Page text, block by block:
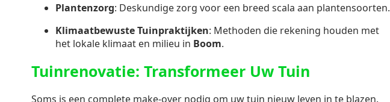
Plantenzorg: Deskundige zorg voor een breed scala aan plantensoorten.
Klimaatbewuste Tuinpraktijken: Methoden die rekening houden met
het lokale klimaat en milieu in Boom.
Tuinrenovatie: Transformeer Uw Tuin
Soms is een complete make-over nodig om uw tuin nieuw leven in te blazen.